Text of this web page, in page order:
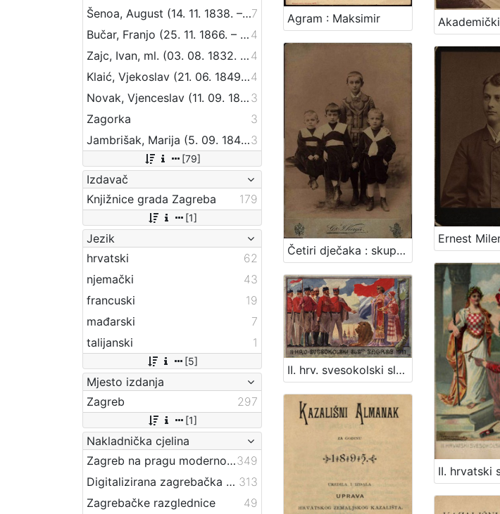
Šenoa, August (14. 11. 1838. – 13. 12. 1881.)7
Bučar, Franjo (25. 11. 1866. – 26. 12. 1946.) 4
Zajc, Ivan, ml. (03. 08. 1832. – 16. 12. 1914.) 4
Klaić, Vjekoslav (21. 06. 1849. – 01. 07. 1928.)4
Novak, Vjenceslav (11. 09. 1859 – 20. 09. 1905) 3
Zagorka
3
Jambrišak, Marija (5. 09. 1847 – 23. 01. 1937)3
[79]
Izdavač
Knjižnice grada Zagreba
179
[1]
Jezik
hrvatski
62
njemački
43
francuski
19
mađarski
7
talijanski
1
[5]
Mjesto izdanja
Zagreb
297
[1]
Nakladnička cjelina
Zagreb na pragu modernog doba349
Digitalizirana zagrebačka baština 313
Zagrebačke razglednice
49
Agram : Maksimir
Četiri dječaka : skupni portret / G .& I. Varga
II. hrv. svesokolski slet Zagreb 1911. / Klišeji i tisak Dioničke tiskare u Zagrebu